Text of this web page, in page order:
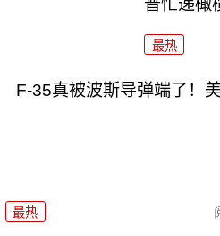
普忙递橄
最热
F-35真被波斯导弹端了！
最热